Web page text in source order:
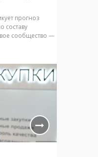
прогноз
составу
сообщество —